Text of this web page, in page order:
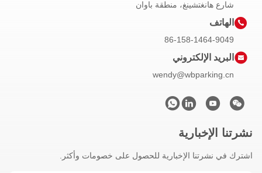
منطقة باوان
86-158-
الإخبارية للحصول على خصومات وأكثر.